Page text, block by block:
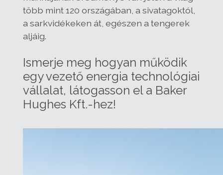
több mint 120 országában, a sivatagoktól,
a sarkvidékeken át, egészen a tengerek
aljáig.
Ismerje meg hogyan működik
egy vezető energia technológiai
vállalat, látogasson el a Baker
Hughes Kft.-hez!